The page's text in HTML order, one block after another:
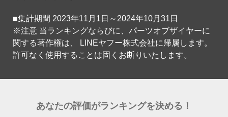
■集計期間 2023年11月1日～2024年10月31日
※注意 当ランキングならびに、パーツオブザイヤーに
関する著作権は、 LINEヤフー株式会社に帰属します。
許可なく使用することは固くお断りいたします。
あなたの評価がランキングを決める！